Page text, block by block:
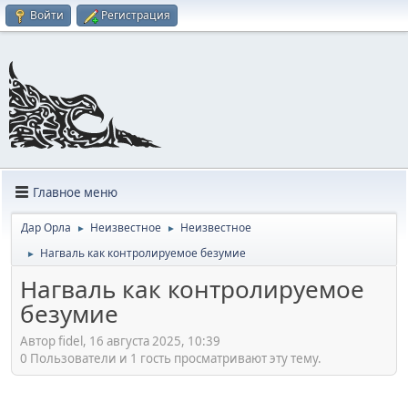
Войти Регистрация
Главное меню
Дар Орла ► Неизвестное ► Неизвестное
► Нагваль как контролируемое безумие
Нагваль как контролируемое
безумие
Автор fidel, 16 августа 2025, 10:39
0 Пользователи и 1 гость просматривают эту тему.